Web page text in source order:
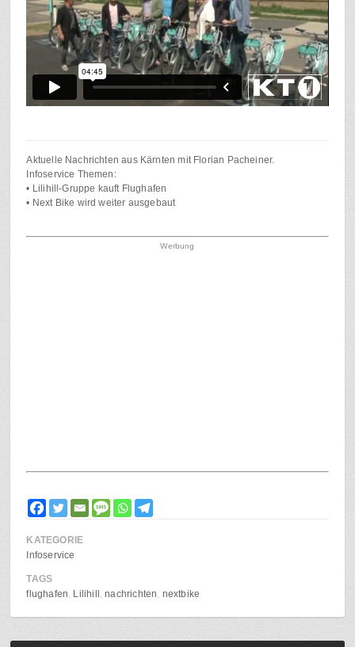
Aktuelle Nachrichten aus Kärnten mit Florian Pacheiner.
Infoservice Themen:
• Lilihill-Gruppe kauft Flughafen
• Next Bike wird weiter ausgebaut
Werbung
KATEGORIE
Infoservice
TAGS
flughafen
Lilihill nachrichten nextbike